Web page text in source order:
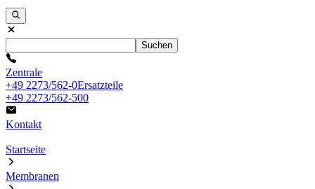
Suchen
Zentrale
+49 2273/562-0Ersatzteile
+49 2273/562-500
Kontakt
Startseite
Membranen